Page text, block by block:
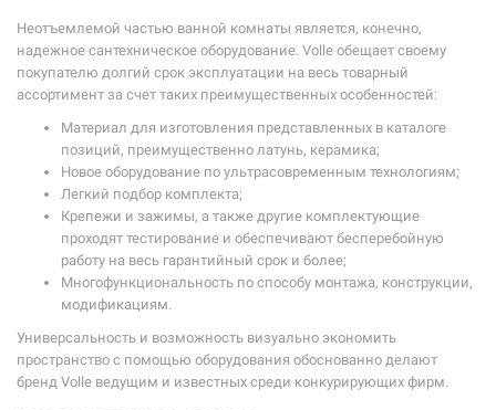
Неотъемлемой частью ванной комнаты является, конечно,
надежное сантехническое оборудование. Volle обещает своему
покупателю долгий срок эксплуатации на весь товарный
ассортимент за счет таких преимущественных особенностей:
Материал для изготовления представленных в каталоге
позиций, преимущественно латунь, керамика;
Новое оборудование по ультрасовременным технологиям;
Легкий подбор комплекта;
Крепежи и зажимы, а также другие комплектующие
проходят тестирование и обеспечивают бесперебойную
работу на весь гарантийный срок и более;
Многофункциональность по способу монтажа, конструкции,
модификациям.
Универсальность и возможность визуально экономить
пространство с помощью оборудования обоснованно делают
бренд Volle ведущим и известных среди конкурирующих фирм.